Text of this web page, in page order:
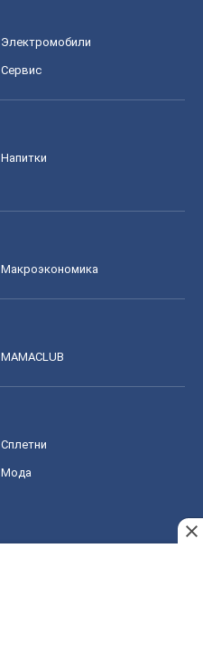
Электромобили
Сервис
Напитки
Mакроэкономика
MAMACLUB
Сплетни
Мода